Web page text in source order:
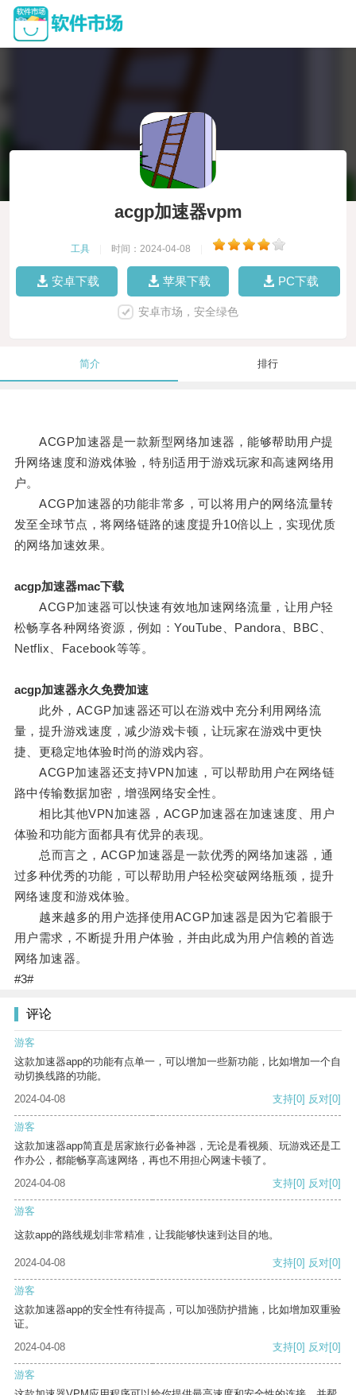
acgp加速器vpm
工具 时间：2024-04-08
安卓下载 苹果下载 PC下载
安卓市场，安全绿色
简介 排行
ACGP加速器是一款新型网络加速器，能够帮助用户提
升网络速度和游戏体验，特别适用于游戏玩家和高速网络用
户。
ACGP加速器的功能非常多，可以将用户的网络流量转
发至全球节点，将网络链路的速度提升10倍以上，实现优质
的网络加速效果。
acgp加速器mac下载
ACGP加速器可以快速有效地加速网络流量，让用户轻
松畅享各种网络资源，例如：YouTube、Pandora、BBC、
Netflix、Facebook等等。
acgp加速器永久免费加速
此外，ACGP加速器还可以在游戏中充分利用网络流
量，提升游戏速度，减少游戏卡顿，让玩家在游戏中更快
捷、更稳定地体验时尚的游戏内容。
ACGP加速器还支持VPN加速，可以帮助用户在网络链
路中传输数据加密，增强网络安全性。
相比其他VPN加速器，ACGP加速器在加速速度、用户
体验和功能方面都具有优异的表现。
总而言之，ACGP加速器是一款优秀的网络加速器，通
过多种优秀的功能，可以帮助用户轻松突破网络瓶颈，提升
网络速度和游戏体验。
越来越多的用户选择使用ACGP加速器是因为它着眼于
用户需求，不断提升用户体验，并由此成为用户信赖的首选
网络加速器。
#3#
评论
游客
这款加速器app的功能有点单一，可以增加一些新功能，比如增加一个自
动切换线路的功能。
2024-04-08
支持[0] 反对[0]
游客
这款加速器app简直是居家旅行必备神器，无论是看视频、玩游戏还是工
作办公，都能畅享高速网络，再也不用担心网速卡顿了。
2024-04-08
支持[0] 反对[0]
游客
这款app的路线规划非常精准，让我能够快速到达目的地。
2024-04-08 支持[0] 反对[0]
游客
这款加速器app的安全性有待提高，可以加强防护措施，比如增加双重验
证。
2024-04-08
支持[0] 反对[0]
游客